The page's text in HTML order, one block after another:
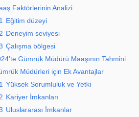
Faktörlerinin Analizi
Eğitim düzeyi
Deneyim seviyesi
Çalışma bölgesi
Gümrük Müdürü Maaşının Tahmini
Müdürleri için Ek Avantajlar
Yüksek Sorumluluk ve Yetki
Kariyer İmkanları
Uluslararası İmkanlar